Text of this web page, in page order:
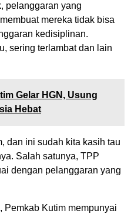
pelanggaran yang
mereka tidak bisa
kedisiplinan.
sering terlambat dan lain
Gelar HGN, Usung
Hebat
dan ini sudah kita kasih tau
Salah satunya, TPP
dengan pelanggaran yang
Pemkab Kutim mempunyai